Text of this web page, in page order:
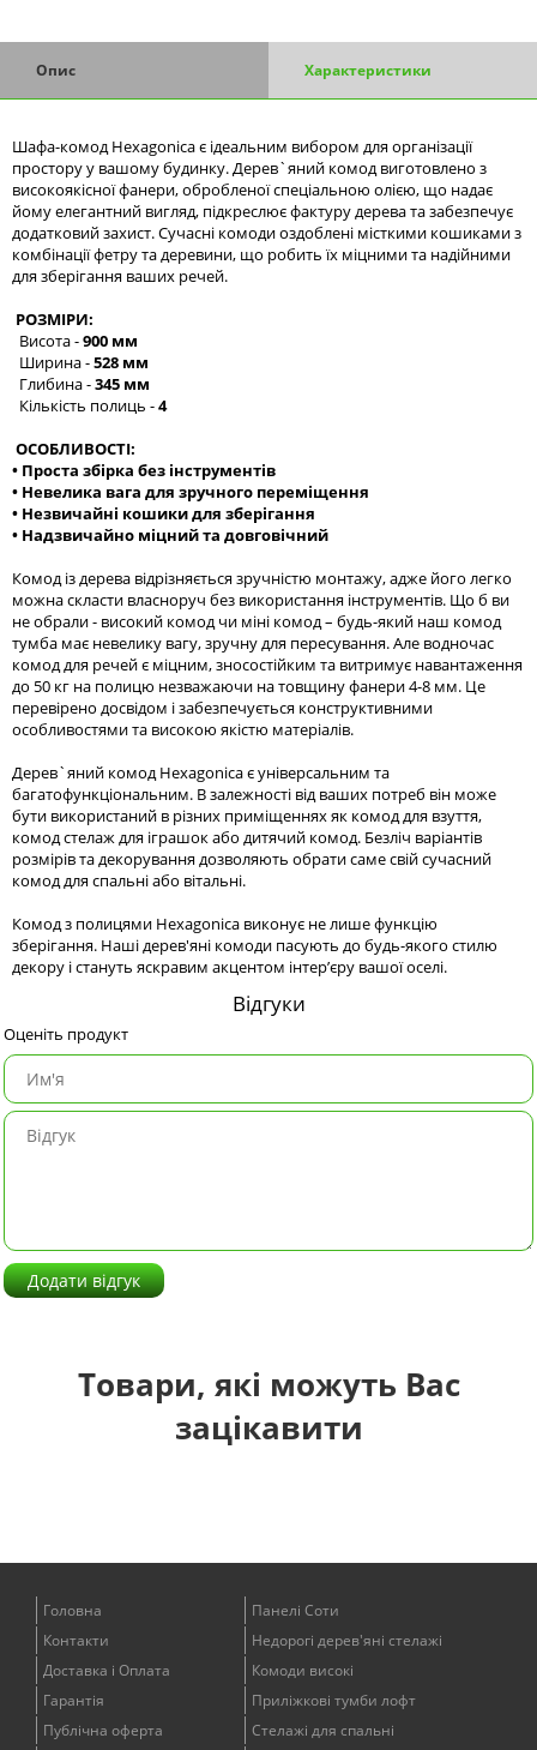
Опис Характеристики
Шафа-комод Hexagonica є ідеальним вибором для організації
простору у вашому будинку. Дерев`яний комод виготовлено з
високоякісної фанери, обробленої спеціальною олією, що надає
йому елегантний вигляд, підкреслює фактуру дерева та забезпечує
додатковий захист. Сучасні комоди оздоблені місткими кошиками з
комбінації фетру та деревини, що робить їх міцними та надійними
для зберігання ваших речей.
РОЗМІРИ:
Висота -900 мм
Ширина -528 мм
Глибина -345 мм
Кількість полиць -4
ОСОБЛИВОСТІ:
• Проста збірка без інструментів
• Невелика вага для зручного переміщення
• Незвичайні кошики для зберігання
• Надзвичайно міцний та довговічний
Комод із дерева відрізняється зручністю монтажу, адже його легко
можна скласти власноруч без використання інструментів. Що б ви
не обрали - високий комод чи міні комод – будь-який наш комод
тумба має невелику вагу, зручну для пересування. Але водночас
комод для речей є міцним, зносостійким та витримує навантаження
до 50 кг на полицю незважаючи на товщину фанери 4-8 мм. Це
перевірено досвідом і забезпечується конструктивними
особливостями та високою якістю матеріалів.
Дерев`яний комод Hexagonica є універсальним та
багатофункціональним. В залежності від ваших потреб він може
бути використаний в різних приміщеннях як комод для взуття,
комод стелаж для іграшок або дитячий комод. Безліч варіантів
розмірів та декорування дозволяють обрати саме свій сучасний
комод для спальні або вітальні.
Комод з полицями Hexagonica виконує не лише функцію
зберігання. Наші дерев'яні комоди пасують до будь-якого стилю
декору і стануть яскравим акцентом інтер’єру вашої оселі.
Відгуки
Оценіть продукт
Додати відгук
Товари, які можуть Вас
зацікавити
Головна
Контакти
Доставка і Оплата
Гарантія
Публічна оферта
Панелі Соти
Недорогі дерев'яні стелажі
Комоди високі
Приліжкові тумби лофт
Стелажі для спальні